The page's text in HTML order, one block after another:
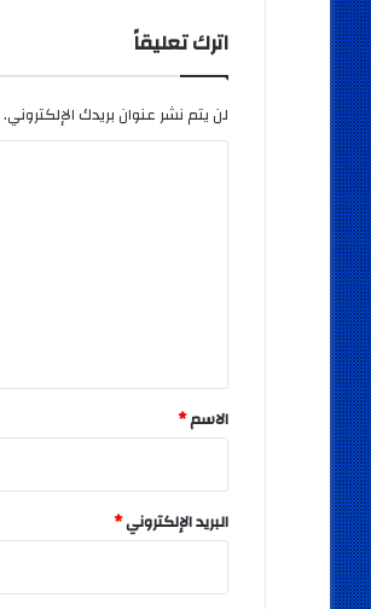
اترك تعليقاً
لن يتم نشر عنوان بريدك الإلكتروني.
*
الاسم*
البريد الإلكتروني*